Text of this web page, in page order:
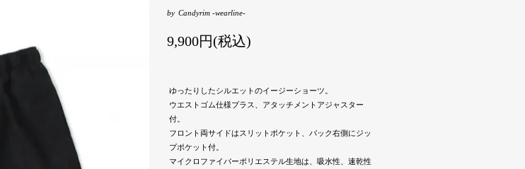
by Candyrim -wearline-
9,900円(税込)
ゆったりしたシルエットのイージーショーツ。
ウエストゴム仕様プラス、アタッチメントアジャスター
付。
フロント両サイドはスリットポケット、バック右側にジッ
プポケット付。
マイクロファイバーポリエステル生地は、吸水性、速乾性